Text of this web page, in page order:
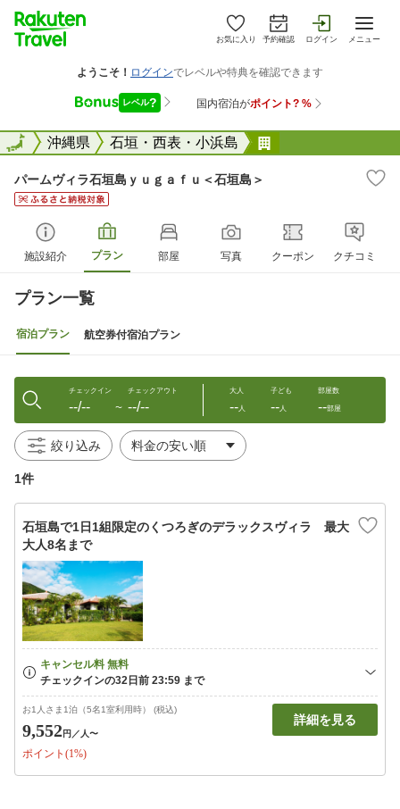
お気に入り 予約確認 ログイン メニュー
全国沖縄県 石垣・西表・小浜島
全国
パームヴィラ石垣島ｙｕｇａｆｕ＜石垣島＞
施設紹介 プラン 部屋 写真 クーポン クチコミ
プラン一覧
宿泊プラン 航空券付宿泊プラン
チェックイン
--/-- 〜
チェックアウト
--/--
大人
--人
子ども
--人
部屋数
--部屋
絞り込み
1件
石垣島で1日1組限定のくつろぎのデラックスヴィラ 最大
大人8名まで
お1人さま1泊（5名1室利用時） (税込)
9,552円 ／人〜
ポイント(1%)
詳細を見る